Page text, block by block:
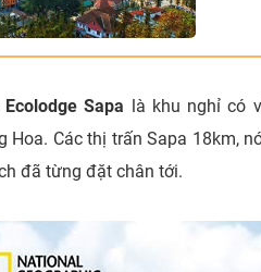
Ecolodge Sapa là khu nghỉ có
Hoa. Các thị trấn Sapa 18km,
đã từng đặt chân tới.